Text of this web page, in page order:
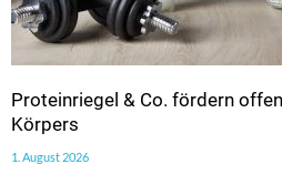
Proteinriegel & Co. fördern
Körpers
1. August 2026